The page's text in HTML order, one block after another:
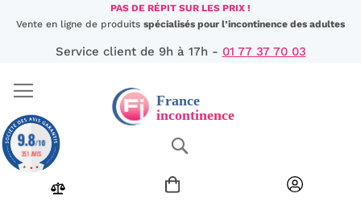
Aller
au
PAS DE RÉPIT SUR LES PRIX !
Vente en ligne de produits spécialisés pour l’incontinence des adultes
Service client de 9h à 17h - 01 77 37 70 03
9.8/10
351 AVIS